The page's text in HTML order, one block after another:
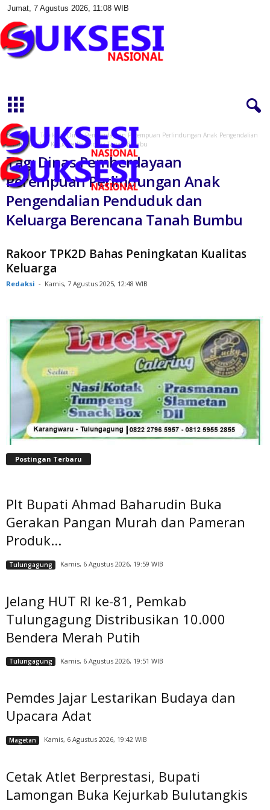
Jumat, 7 Agustus 2026, 11:08 WIB
s
i
a
s
Beranda Topik
Dinas Pemberdayaan Perempuan Perlindungan Anak Pengendalian
Penduduk dan Keluarga Berencana Tanah Bumbu
Tag: Dinas Pemberdayaan
Perempuan Perlindungan Anak
Pengendalian Penduduk dan
Keluarga Berencana Tanah Bumbu
Rakoor TPK2D Bahas Peningkatan Kualitas
Keluarga
Redaksi - Kamis, 7 Agustus 2025, 12:48 WIB
Postingan Terbaru
Plt Bupati Ahmad Baharudin Buka
Gerakan Pangan Murah dan Pameran
Produk...
Tulungagung Kamis, 6 Agustus 2026, 19:59 WIB
Jelang HUT RI ke-81, Pemkab
Tulungagung Distribusikan 10.000
Bendera Merah Putih
Tulungagung Kamis, 6 Agustus 2026, 19:51 WIB
Pemdes Jajar Lestarikan Budaya dan
Upacara Adat
Magetan Kamis, 6 Agustus 2026, 19:42 WIB
Cetak Atlet Berprestasi, Bupati
Lamongan Buka Kejurkab Bulutangkis